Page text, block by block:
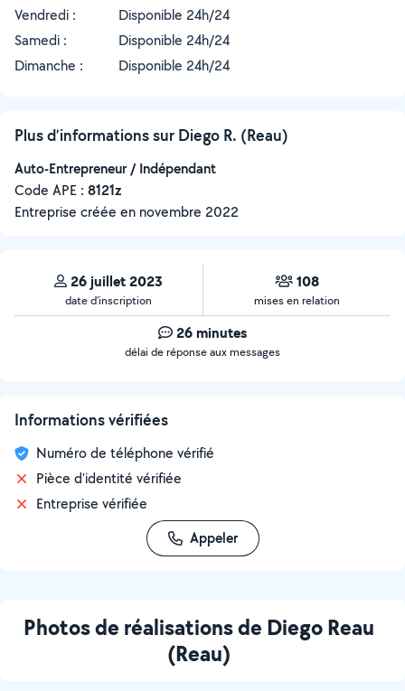
Vendredi :
Disponible 24h/24
Samedi :
Disponible 24h/24
Dimanche :
Disponible 24h/24
Plus d’informations sur Diego R. (Reau)
Auto-Entrepreneur / Indépendant
Code APE : 8121z
Entreprise créée en novembre 2022
26 juillet 2023
date d’inscription
108
mises en relation
26 minutes
délai de réponse aux messages
Informations vérifiées
Numéro de téléphone vérifié
Pièce d'identité vérifiée
Entreprise vérifiée
Appeler
Photos de réalisations de Diego Reau
(Reau)